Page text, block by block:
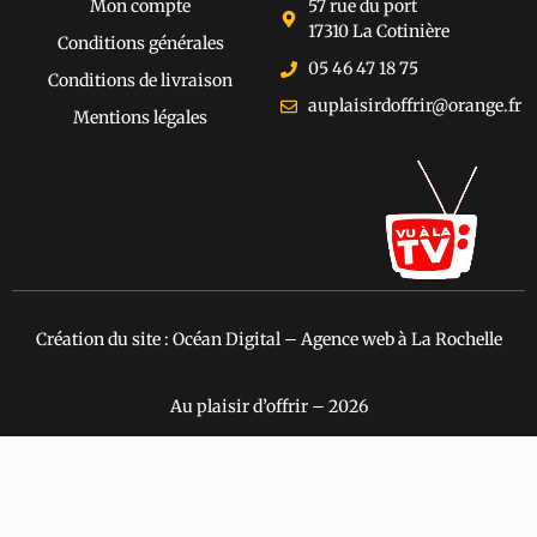
Mon compte
Conditions générales
Conditions de livraison
Mentions légales
57 rue du port
17310 La Cotinière
05 46 47 18 75
auplaisirdoffrir@orange.fr
Création du site : Océan Digital – Agence web à La Rochelle
Au plaisir d’offrir – 2026